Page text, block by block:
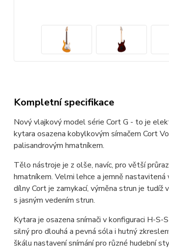
Kompletní specifikace
Nový vlajkový model série Cort G - to je
kytara osazena kobylkovým símačem Cort
palisandrovým hmatníkem.
Tělo nástroje je z olše, navíc, pro větší
hmatníkem. Velmi lehce a jemně
dílny Cort je zamykací, výměna strun je
s jasným vedením strun.
Kytara je osazena snímači v konfiguraci H-
silný pro dlouhá a pevná sóla i hutný
škálu nastavení snímání pro různé hudební